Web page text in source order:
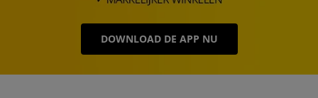
DOWNLOAD DE APP NU